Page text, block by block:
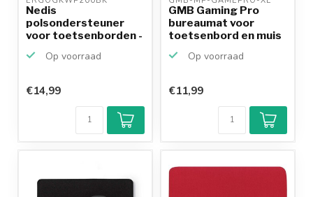
Nedis
polsondersteuner
voor toetsenborden -
Op voorraad
€14,99
GMB Gaming Pro
bureaumat voor
toetsenbord en muis
Op voorraad
€11,99